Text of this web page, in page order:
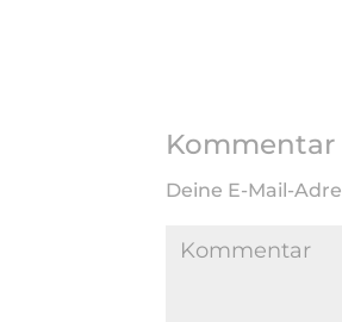
Kommentar
Deine E-Mail-